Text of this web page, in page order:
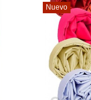
Nuevo